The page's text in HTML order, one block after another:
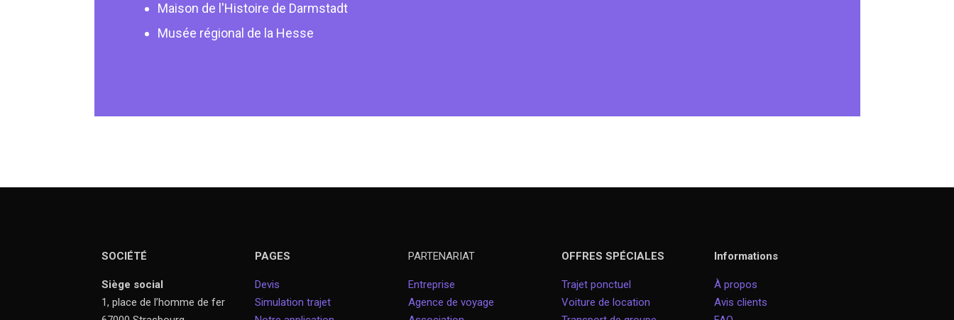
Maison de l'Histoire de Darmstadt
Musée régional de la Hesse
SOCIÉTÉ
Siège social
1, place de l’homme de fer
PAGES
Devis
Simulation trajet
PARTENARIAT
Entreprise
Agence de voyage
OFFRES SPÉCIALES
Trajet ponctuel
Voiture de location
Informations
À propos
Avis clients